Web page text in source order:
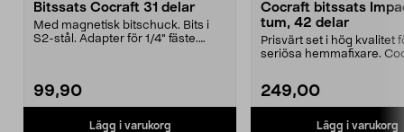
Bitssats Cocraft 31 delar
Med magnetisk bitschuck. Bits i
S2-stål. Adapter för 1/4" fäste.
99,90
Lägg i varukorg
Cocraft bitssats
tum, 42 delar
Prisvärt set i hög kvalitet
seriösa hemmafixare.
249,00
Lägg i varukorg